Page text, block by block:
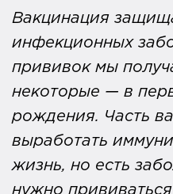
Вакцинация
инфекционных
прививок мы
некоторые — в
рождения. Часть
выработать
жизнь, но есть
нужно